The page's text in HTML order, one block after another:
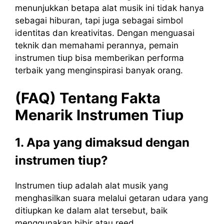
menunjukkan betapa alat musik ini tidak hanya
sebagai hiburan, tapi juga sebagai simbol
identitas dan kreativitas. Dengan menguasai
teknik dan memahami perannya, pemain
instrumen tiup bisa memberikan performa
terbaik yang menginspirasi banyak orang.
(FAQ) Tentang Fakta
Menarik Instrumen Tiup
1. Apa yang dimaksud dengan
instrumen tiup?
Instrumen tiup adalah alat musik yang
menghasilkan suara melalui getaran udara yang
ditiupkan ke dalam alat tersebut, baik